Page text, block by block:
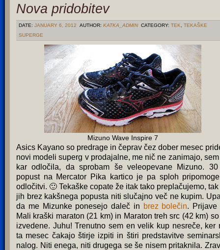
Nova pridobitev
DATE: JANUARY 6, 2012 AUTHOR: KATKA_ADMIN CATEGORY: TEK
TEKAŠKE
SUPERGE
Mizuno Wave Inspire 7
Asics Kayano so predrage in čeprav čez dober mesec
novi modeli superg v prodajalne, me nič ne zanimajo,
kar odločila, da sprobam še veleopevane Mizuno.
popust na Mercator Pika kartico je pa sploh
odločitvi. 🙂 Tekaške copate že itak tako preplačujemo, tak
jih brez kakšnega popusta niti slučajno več ne kupim.
da me Mizunke ponesejo daleč in brez bolečin. Prijave
Mali kraški maraton (21 km) in Maraton treh src (42 km)
izvedene. Juhu! Trenutno sem en velik kup nesreče, ker
ta mesec čakajo štirje izpiti in štiri predstavitve
nalog. Niti enega, niti drugega se še nisem pritaknila.